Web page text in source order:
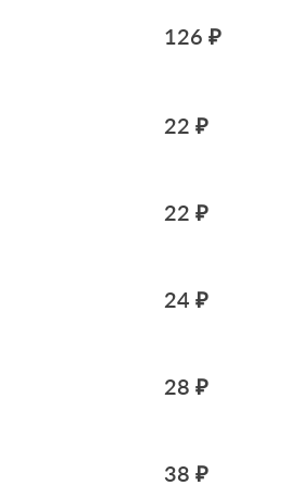
126 ₽
22 ₽
22 ₽
24 ₽
28 ₽
38 ₽